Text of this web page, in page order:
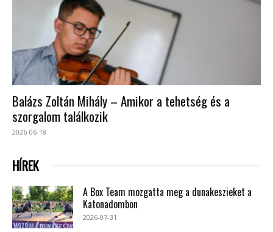
Balázs Zoltán Mihály – Amikor a tehetség és a
szorgalom találkozik
2026-06-18
HÍREK
A Box Team mozgatta meg a dunakeszieket a
Katonadombon
2026-07-31